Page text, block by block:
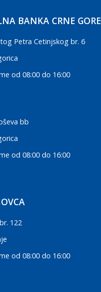
BANKA CRNE GORE
Petra Cetinjskog br. 6
od 08:00 do 16:00
bb
od 08:00 do 16:00
122
od 08:00 do 16:00